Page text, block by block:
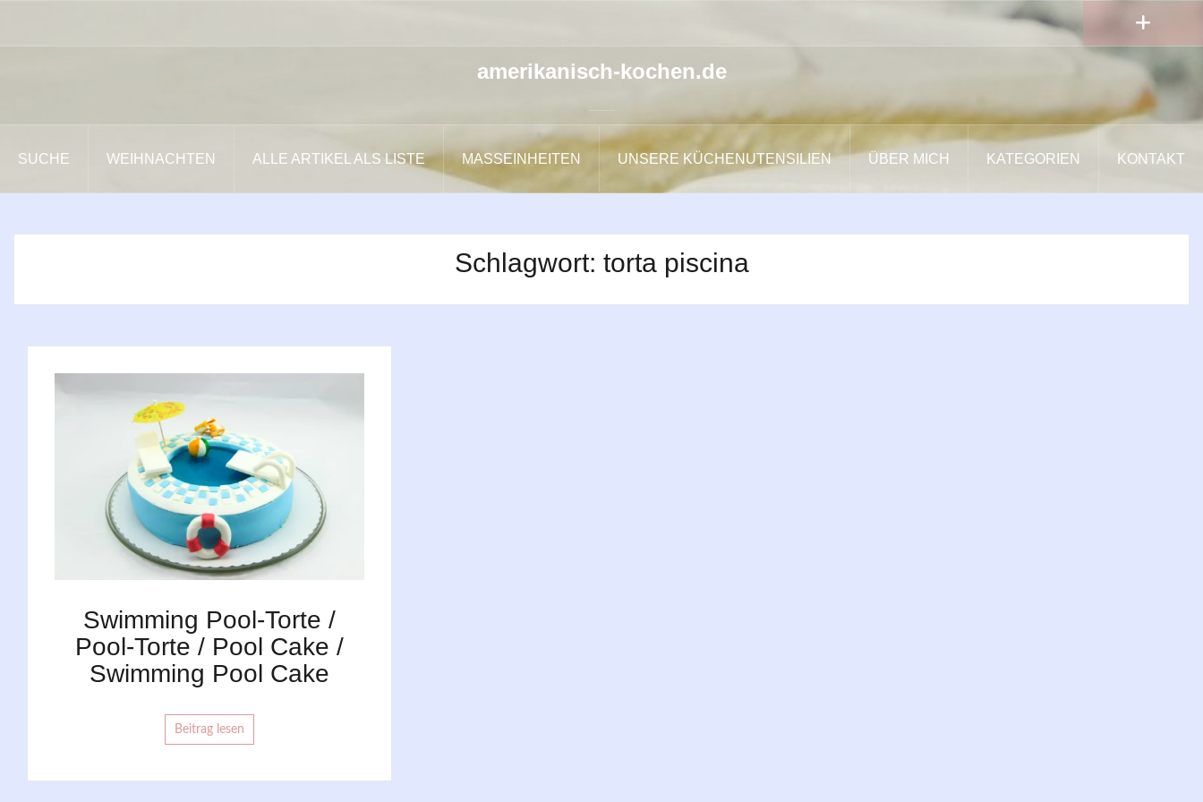
springen
amerikanisch-kochen.de
SUCHE WEIHNACHTEN ALLE ARTIKEL ALS LISTE MASSEINHEITEN UNSERE KÜCHENUTENSILIEN ÜBER MICH KATEGORIEN KONTAKT
Schlagwort: torta piscina
Swimming Pool-Torte /
Pool-Torte / Pool Cake /
Swimming Pool Cake
Beitrag lesen